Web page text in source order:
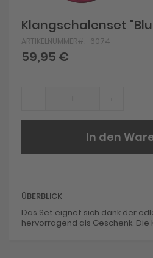
Skip
to
the
beginning
of
Klangschalenset
ARTIKELNUMMER 6074
59,95 €
- +
In den
ÜBERBLICK
Das Set eignet sich dank der
hervorragend als Geschenk. Die